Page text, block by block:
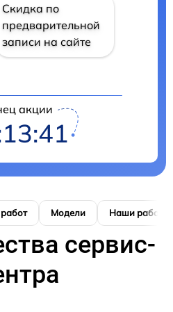
Скидка по
предварительной
записи на сайте
акции
Модели Наши работы
сервис-